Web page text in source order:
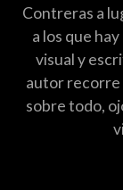
Contreras a
a los que
visual y
autor recorre
sobre todo,